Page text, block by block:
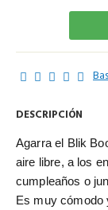
DESCRIPCIÓN
Agarra el Blik
aire libre, a los
cumpleaños o
Es muy cómodo